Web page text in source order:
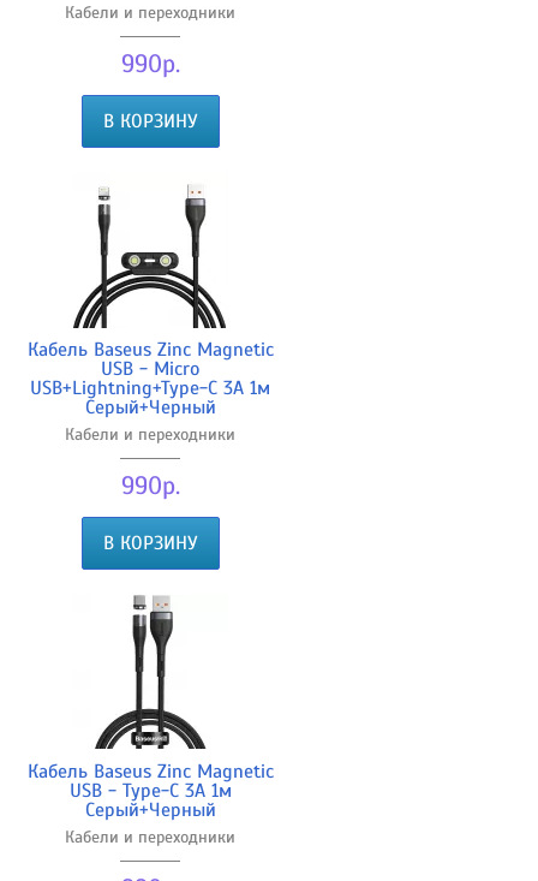
Кабели и переходники
990р.
В КОРЗИНУ
Кабель Baseus Zinc Magnetic
USB - Micro
USB+Lightning+Type-C 3А 1м
Серый+Черный
Кабели и переходники
990р.
В КОРЗИНУ
Кабель Baseus Zinc Magnetic
USB - Type-C 3A 1м
Серый+Черный
Кабели и переходники